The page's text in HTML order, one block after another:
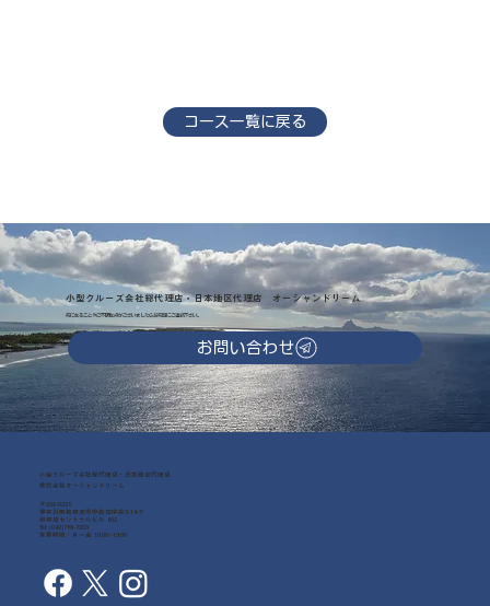
コース一覧に戻る
小型クルーズ会社総代理店・日本地区代理店 オーシャンドリーム
気になることやご不明な点がございましたらお気軽にご連絡下さい。
お問い合わせ
小型クルーズ会社総代理店・日本地区代理店
株式会社オーシャンドリーム
〒252-0239
神奈川県相模原市中央区中央3-14-7
相模原セントラルビル 602
Tel: (042)768-7203
営業時間：月～金 10:00~18:00